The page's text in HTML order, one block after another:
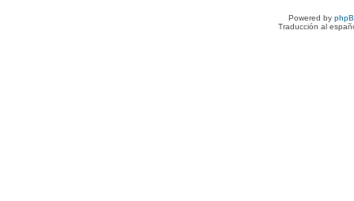
Powered by
Traducción al